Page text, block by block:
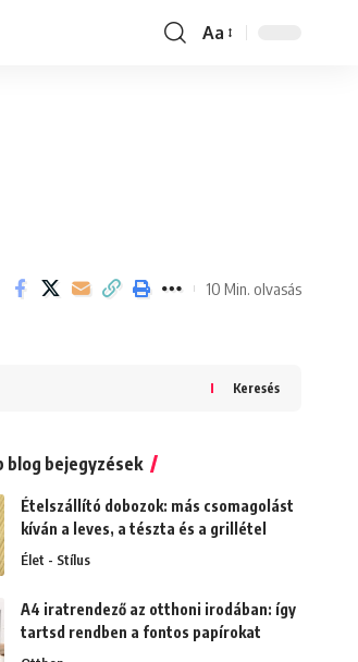
Font
Aa
10 Min. olvasás
Keresés
blog bejegyzések
Ételszállító dobozok: más csomagolást
kíván a leves, a tészta és a grillétel
Élet - Stílus
A4 iratrendező az otthoni irodában: így
tartsd rendben a fontos papírokat